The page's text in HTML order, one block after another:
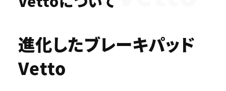
進化したブレーキパッド
Vetto